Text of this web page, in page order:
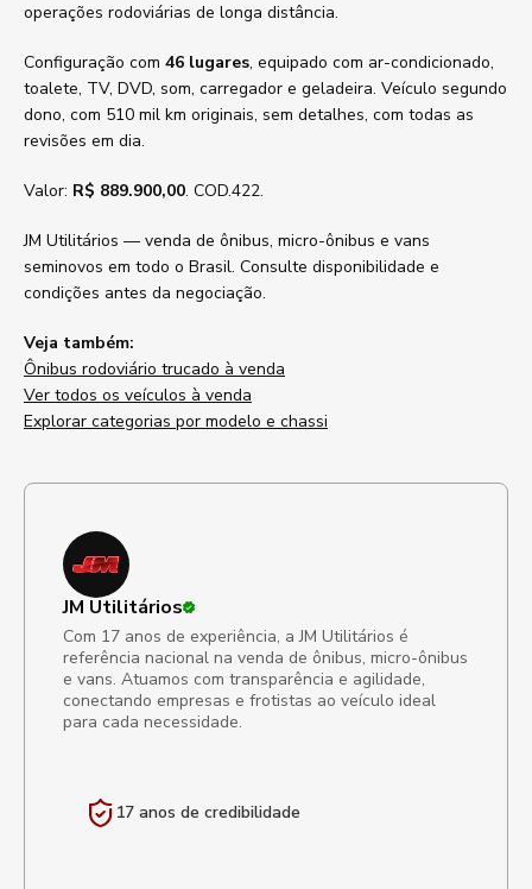
operações rodoviárias de longa distância.
Configuração com 46 lugares, equipado com ar-condicionado,
toalete, TV, DVD, som, carregador e geladeira. Veículo segundo
dono, com 510 mil km originais, sem detalhes, com todas as
revisões em dia.
Valor: R$ 889.900,00. COD.422.
JM Utilitários — venda de ônibus, micro-ônibus e vans
seminovos em todo o Brasil. Consulte disponibilidade e
condições antes da negociação.
Veja também:
Ônibus rodoviário trucado à venda
Ver todos os veículos à venda
Explorar categorias por modelo e chassi
JM Utilitários
Com 17 anos de experiência, a JM Utilitários é
referência nacional na venda de ônibus, micro-ônibus
e vans. Atuamos com transparência e agilidade,
conectando empresas e frotistas ao veículo ideal
para cada necessidade.
17 anos de credibilidade